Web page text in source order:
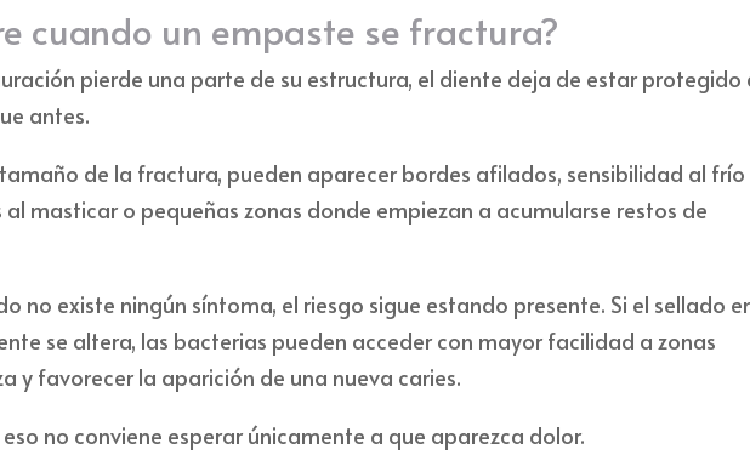
cuando un empaste se fractura?
pierde una parte de su estructura, el diente deja de estar protegido
antes.
de la fractura, pueden aparecer bordes afilados, sensibilidad al
masticar o pequeñas zonas donde empiezan a acumularse restos de
no existe ningún síntoma, el riesgo sigue estando presente. Si el sellado
se altera, las bacterias pueden acceder con mayor facilidad a zonas
y favorecer la aparición de una nueva caries.
no conviene esperar únicamente a que aparezca dolor.